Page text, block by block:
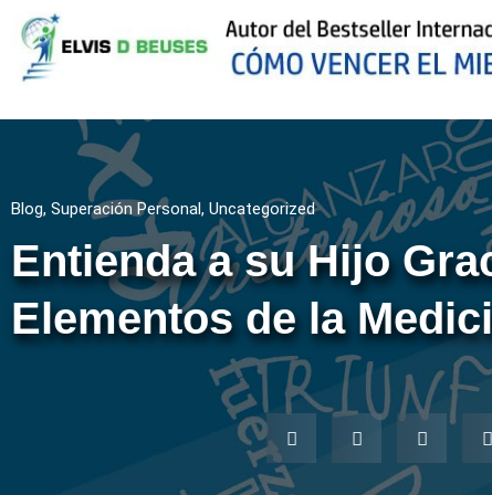
Blog, Superación Personal, Uncategorized
Entienda a su Hijo
Elementos de la